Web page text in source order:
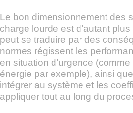
Le bon dimensionnement des
charge lourde est d’autant
peut se traduire par des
normes régissent les
en situation d’urgence
énergie par exemple), ainsi
intégrer au système et les
appliquer tout au long du